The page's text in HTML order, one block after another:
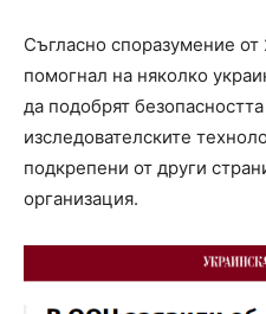
Съгласно споразумение от
помогнал на няколко
да подобрят
изследователските
подкрепени от други
организация.